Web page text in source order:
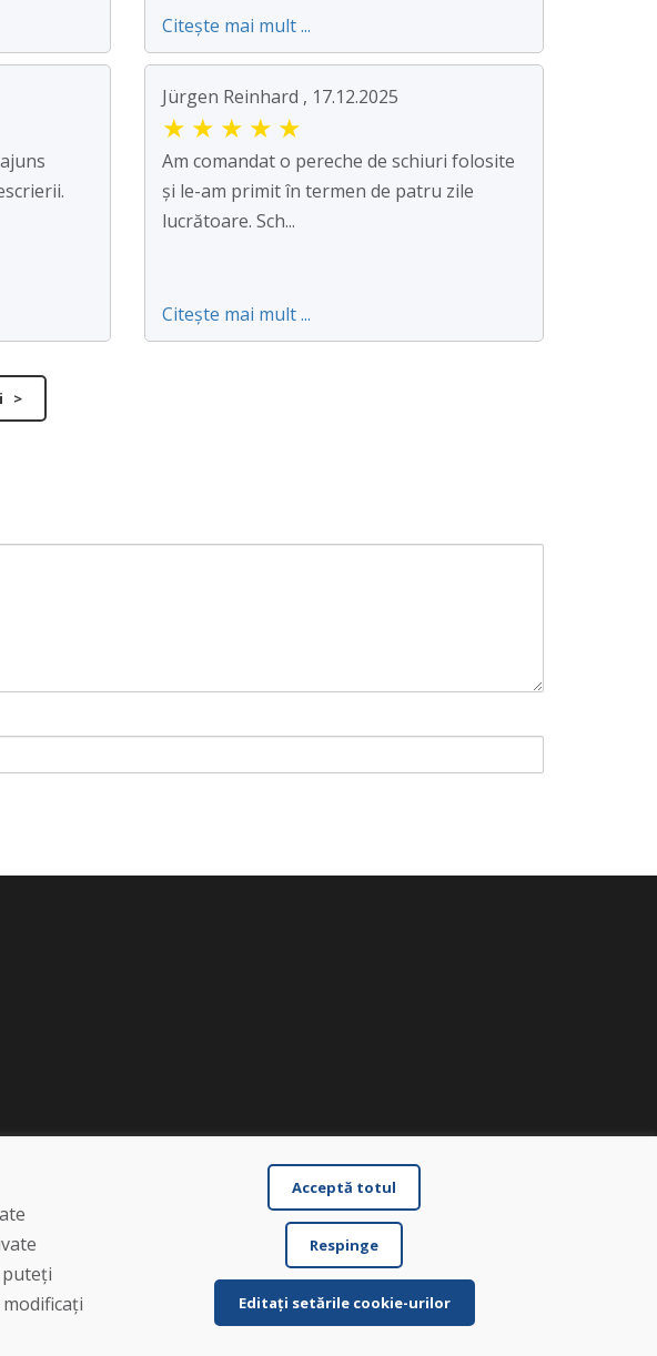
Citește mai mult ...
Jürgen Reinhard , 17.12.2025
★ ★ ★ ★ ★
Am comandat o pereche de schiuri folosite
și le-am primit în termen de patru zile
lucrătoare. Sch...
Citește mai mult ...
>
rezervate
electronice
puteți
Acceptă totul
Respinge
Editați setările cookie-urilor